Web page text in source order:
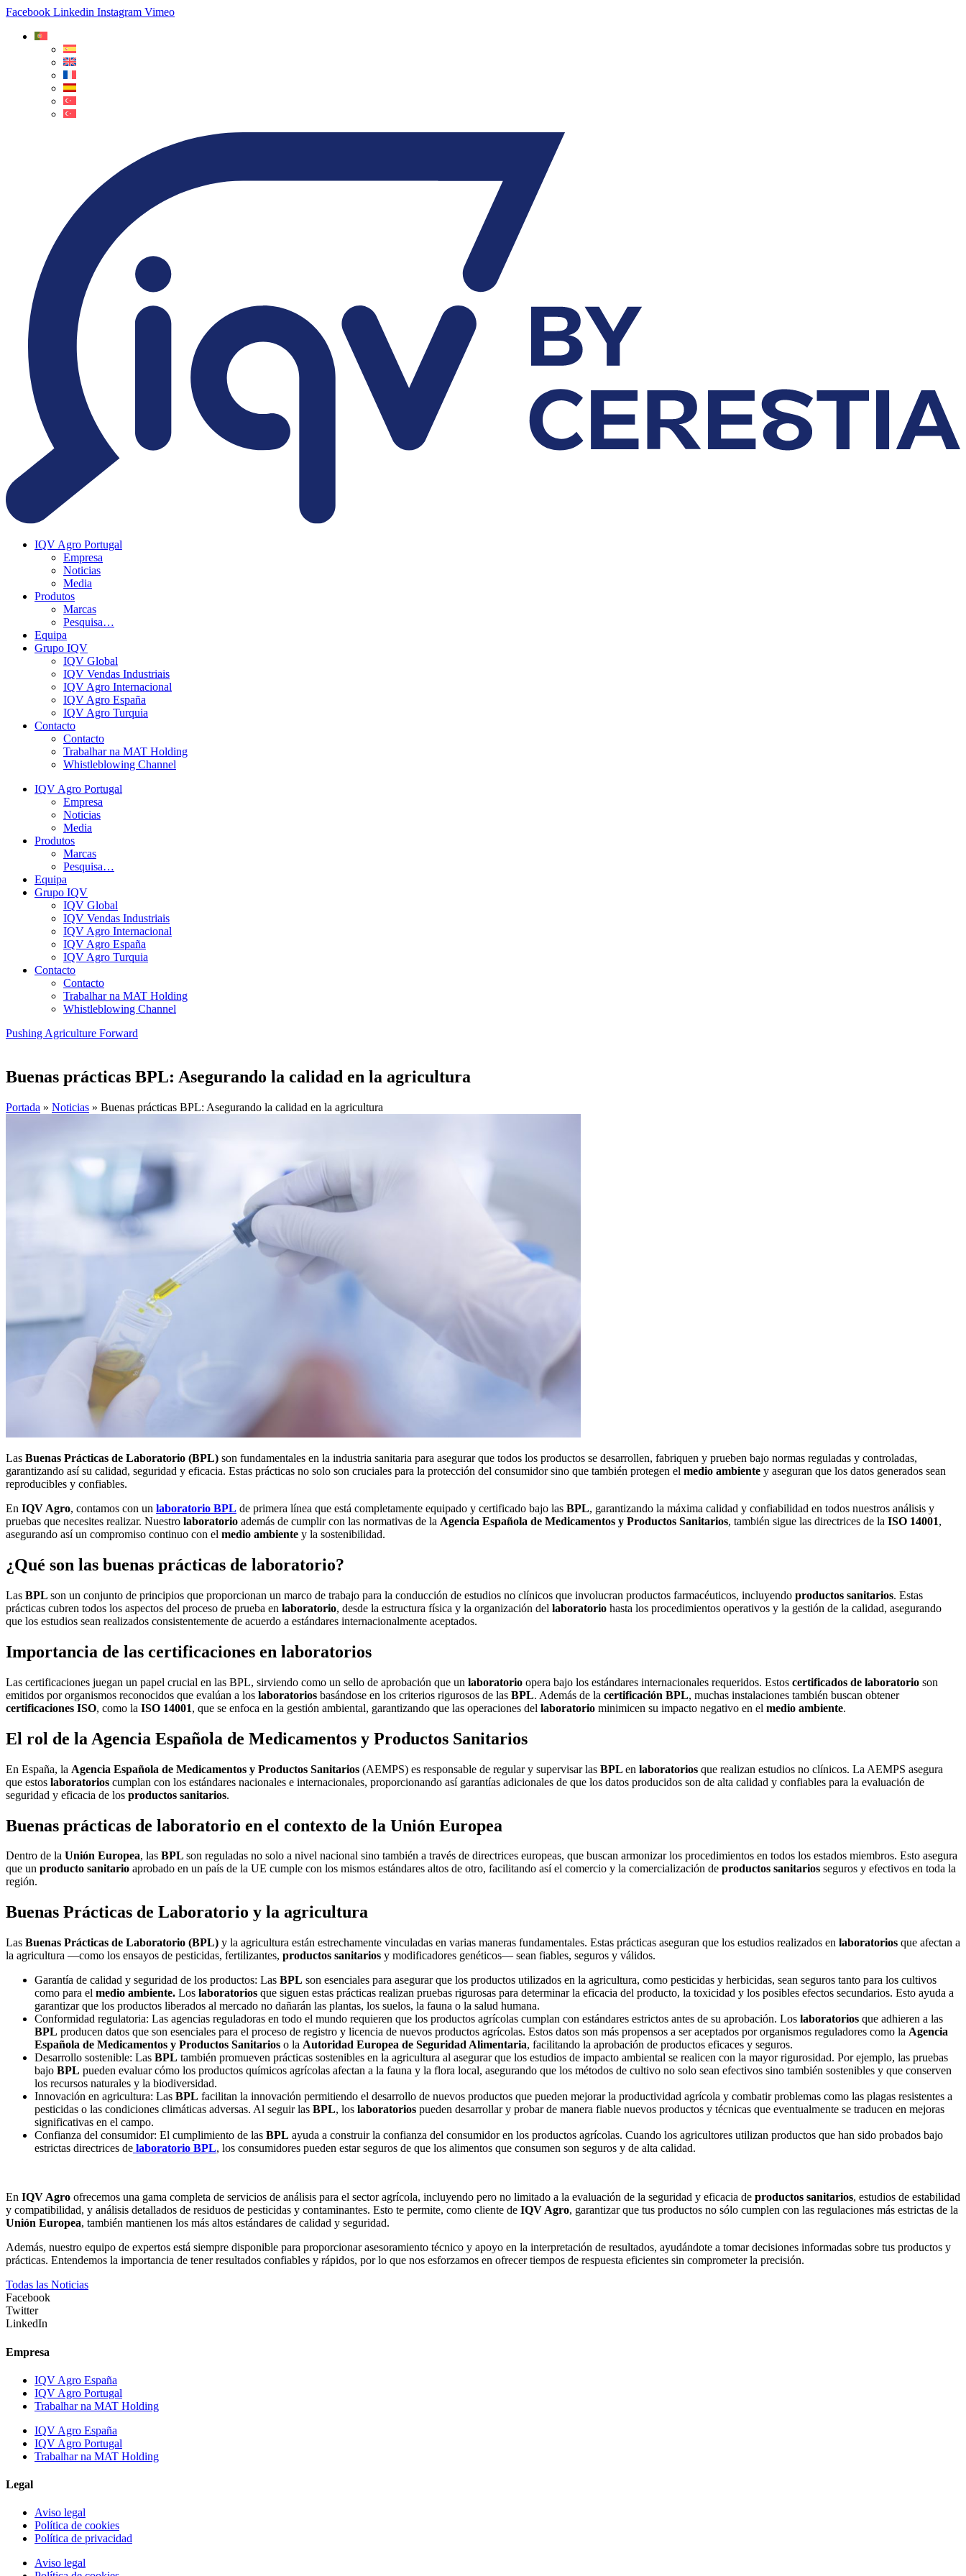
Facebook Linkedin Instagram Vimeo
IQV Agro Portugal
Empresa
Noticias
Media
Produtos
Marcas
Pesquisa…
Equipa
Grupo IQV
IQV Global
IQV Vendas Industriais
IQV Agro Internacional
IQV Agro España
IQV Agro Turquia
Contacto
Contacto
Trabalhar na MAT Holding
Whistleblowing Channel
IQV Agro Portugal
Empresa
Noticias
Media
Produtos
Marcas
Pesquisa…
Equipa
Grupo IQV
IQV Global
IQV Vendas Industriais
IQV Agro Internacional
IQV Agro España
IQV Agro Turquia
Contacto
Contacto
Trabalhar na MAT Holding
Whistleblowing Channel
Pushing Agriculture Forward
Buenas prácticas BPL: Asegurando la calidad en la agricultura
Portada » Noticias » Buenas prácticas BPL: Asegurando la calidad en la agricultura
Las Buenas Prácticas de Laboratorio (BPL) son fundamentales en la industria sanitaria para asegurar que todos los productos se desarrollen, fabriquen y prueben bajo normas reguladas y controladas,
garantizando así su calidad, seguridad y eficacia. Estas prácticas no solo son cruciales para la protección del consumidor sino que también protegen el medio ambiente y aseguran que los datos generados sean
reproducibles y confiables.
En IQV Agro, contamos con un laboratorio BPL de primera línea que está completamente equipado y certificado bajo las BPL, garantizando la máxima calidad y confiabilidad en todos nuestros análisis y
pruebas que necesites realizar. Nuestro laboratorio además de cumplir con las normativas de la Agencia Española de Medicamentos y Productos Sanitarios, también sigue las directrices de la ISO 14001,
asegurando así un compromiso continuo con el medio ambiente y la sostenibilidad.
¿Qué son las buenas prácticas de laboratorio?
Las BPL son un conjunto de principios que proporcionan un marco de trabajo para la conducción de estudios no clínicos que involucran productos farmacéuticos, incluyendo productos sanitarios. Estas
prácticas cubren todos los aspectos del proceso de prueba en laboratorio, desde la estructura física y la organización del laboratorio hasta los procedimientos operativos y la gestión de la calidad, asegurando
que los estudios sean realizados consistentemente de acuerdo a estándares internacionalmente aceptados.
Importancia de las certificaciones en laboratorios
Las certificaciones juegan un papel crucial en las BPL, sirviendo como un sello de aprobación que un laboratorio opera bajo los estándares internacionales requeridos. Estos certificados de laboratorio son
emitidos por organismos reconocidos que evalúan a los laboratorios basándose en los criterios rigurosos de las BPL. Además de la certificación BPL, muchas instalaciones también buscan obtener
certificaciones ISO, como la ISO 14001, que se enfoca en la gestión ambiental, garantizando que las operaciones del laboratorio minimicen su impacto negativo en el medio ambiente.
El rol de la Agencia Española de Medicamentos y Productos Sanitarios
En España, la Agencia Española de Medicamentos y Productos Sanitarios (AEMPS) es responsable de regular y supervisar las BPL en laboratorios que realizan estudios no clínicos. La AEMPS asegura
que estos laboratorios cumplan con los estándares nacionales e internacionales, proporcionando así garantías adicionales de que los datos producidos son de alta calidad y confiables para la evaluación de
seguridad y eficacia de los productos sanitarios.
Buenas prácticas de laboratorio en el contexto de la Unión Europea
Dentro de la Unión Europea, las BPL son reguladas no solo a nivel nacional sino también a través de directrices europeas, que buscan armonizar los procedimientos en todos los estados miembros. Esto asegura
que un producto sanitario aprobado en un país de la UE cumple con los mismos estándares altos de otro, facilitando así el comercio y la comercialización de productos sanitarios seguros y efectivos en toda la
región.
Buenas Prácticas de Laboratorio y la agricultura
Las Buenas Prácticas de Laboratorio (BPL) y la agricultura están estrechamente vinculadas en varias maneras fundamentales. Estas prácticas aseguran que los estudios realizados en laboratorios que afectan a
la agricultura —como los ensayos de pesticidas, fertilizantes, productos sanitarios y modificadores genéticos— sean fiables, seguros y válidos.
Garantía de calidad y seguridad de los productos: Las BPL son esenciales para asegurar que los productos utilizados en la agricultura, como pesticidas y herbicidas, sean seguros tanto para los cultivos
como para el medio ambiente. Los laboratorios que siguen estas prácticas realizan pruebas rigurosas para determinar la eficacia del producto, la toxicidad y los posibles efectos secundarios. Esto ayuda a
garantizar que los productos liberados al mercado no dañarán las plantas, los suelos, la fauna o la salud humana.
Conformidad regulatoria: Las agencias reguladoras en todo el mundo requieren que los productos agrícolas cumplan con estándares estrictos antes de su aprobación. Los laboratorios que adhieren a las
BPL producen datos que son esenciales para el proceso de registro y licencia de nuevos productos agrícolas. Estos datos son más propensos a ser aceptados por organismos reguladores como la Agencia
Española de Medicamentos y Productos Sanitarios o la Autoridad Europea de Seguridad Alimentaria, facilitando la aprobación de productos eficaces y seguros.
Desarrollo sostenible: Las BPL también promueven prácticas sostenibles en la agricultura al asegurar que los estudios de impacto ambiental se realicen con la mayor rigurosidad. Por ejemplo, las pruebas
bajo BPL pueden evaluar cómo los productos químicos agrícolas afectan a la fauna y la flora local, asegurando que los métodos de cultivo no solo sean efectivos sino también sostenibles y que conserven
los recursos naturales y la biodiversidad.
Innovación en agricultura: Las BPL facilitan la innovación permitiendo el desarrollo de nuevos productos que pueden mejorar la productividad agrícola y combatir problemas como las plagas resistentes a
pesticidas o las condiciones climáticas adversas. Al seguir las BPL, los laboratorios pueden desarrollar y probar de manera fiable nuevos productos y técnicas que eventualmente se traducen en mejoras
significativas en el campo.
Confianza del consumidor: El cumplimiento de las BPL ayuda a construir la confianza del consumidor en los productos agrícolas. Cuando los agricultores utilizan productos que han sido probados bajo
estrictas directrices de laboratorio BPL, los consumidores pueden estar seguros de que los alimentos que consumen son seguros y de alta calidad.
En IQV Agro ofrecemos una gama completa de servicios de análisis para el sector agrícola, incluyendo pero no limitado a la evaluación de la seguridad y eficacia de productos sanitarios, estudios de estabilidad
y compatibilidad, y análisis detallados de residuos de pesticidas y contaminantes. Esto te permite, como cliente de IQV Agro, garantizar que tus productos no sólo cumplen con las regulaciones más estrictas de la
Unión Europea, también mantienen los más altos estándares de calidad y seguridad.
Además, nuestro equipo de expertos está siempre disponible para proporcionar asesoramiento técnico y apoyo en la interpretación de resultados, ayudándote a tomar decisiones informadas sobre tus productos y
prácticas. Entendemos la importancia de tener resultados confiables y rápidos, por lo que nos esforzamos en ofrecer tiempos de respuesta eficientes sin comprometer la precisión.
Todas las Noticias
Facebook
Twitter
LinkedIn
Empresa
IQV Agro España
IQV Agro Portugal
Trabalhar na MAT Holding
IQV Agro España
IQV Agro Portugal
Trabalhar na MAT Holding
Legal
Aviso legal
Política de cookies
Política de privacidad
Aviso legal